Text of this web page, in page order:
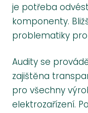
je potřeba
komponenty.
problematiky
Audity se
zajištěna
pro všechny
elektrozařízení.